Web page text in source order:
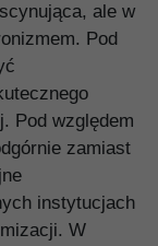
ale w
Pod
Pod względem
zamiast
instytucjach
W